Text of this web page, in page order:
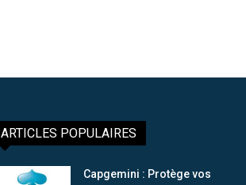
ARTICLES POPULAIRES
Capgemini : Protège vos